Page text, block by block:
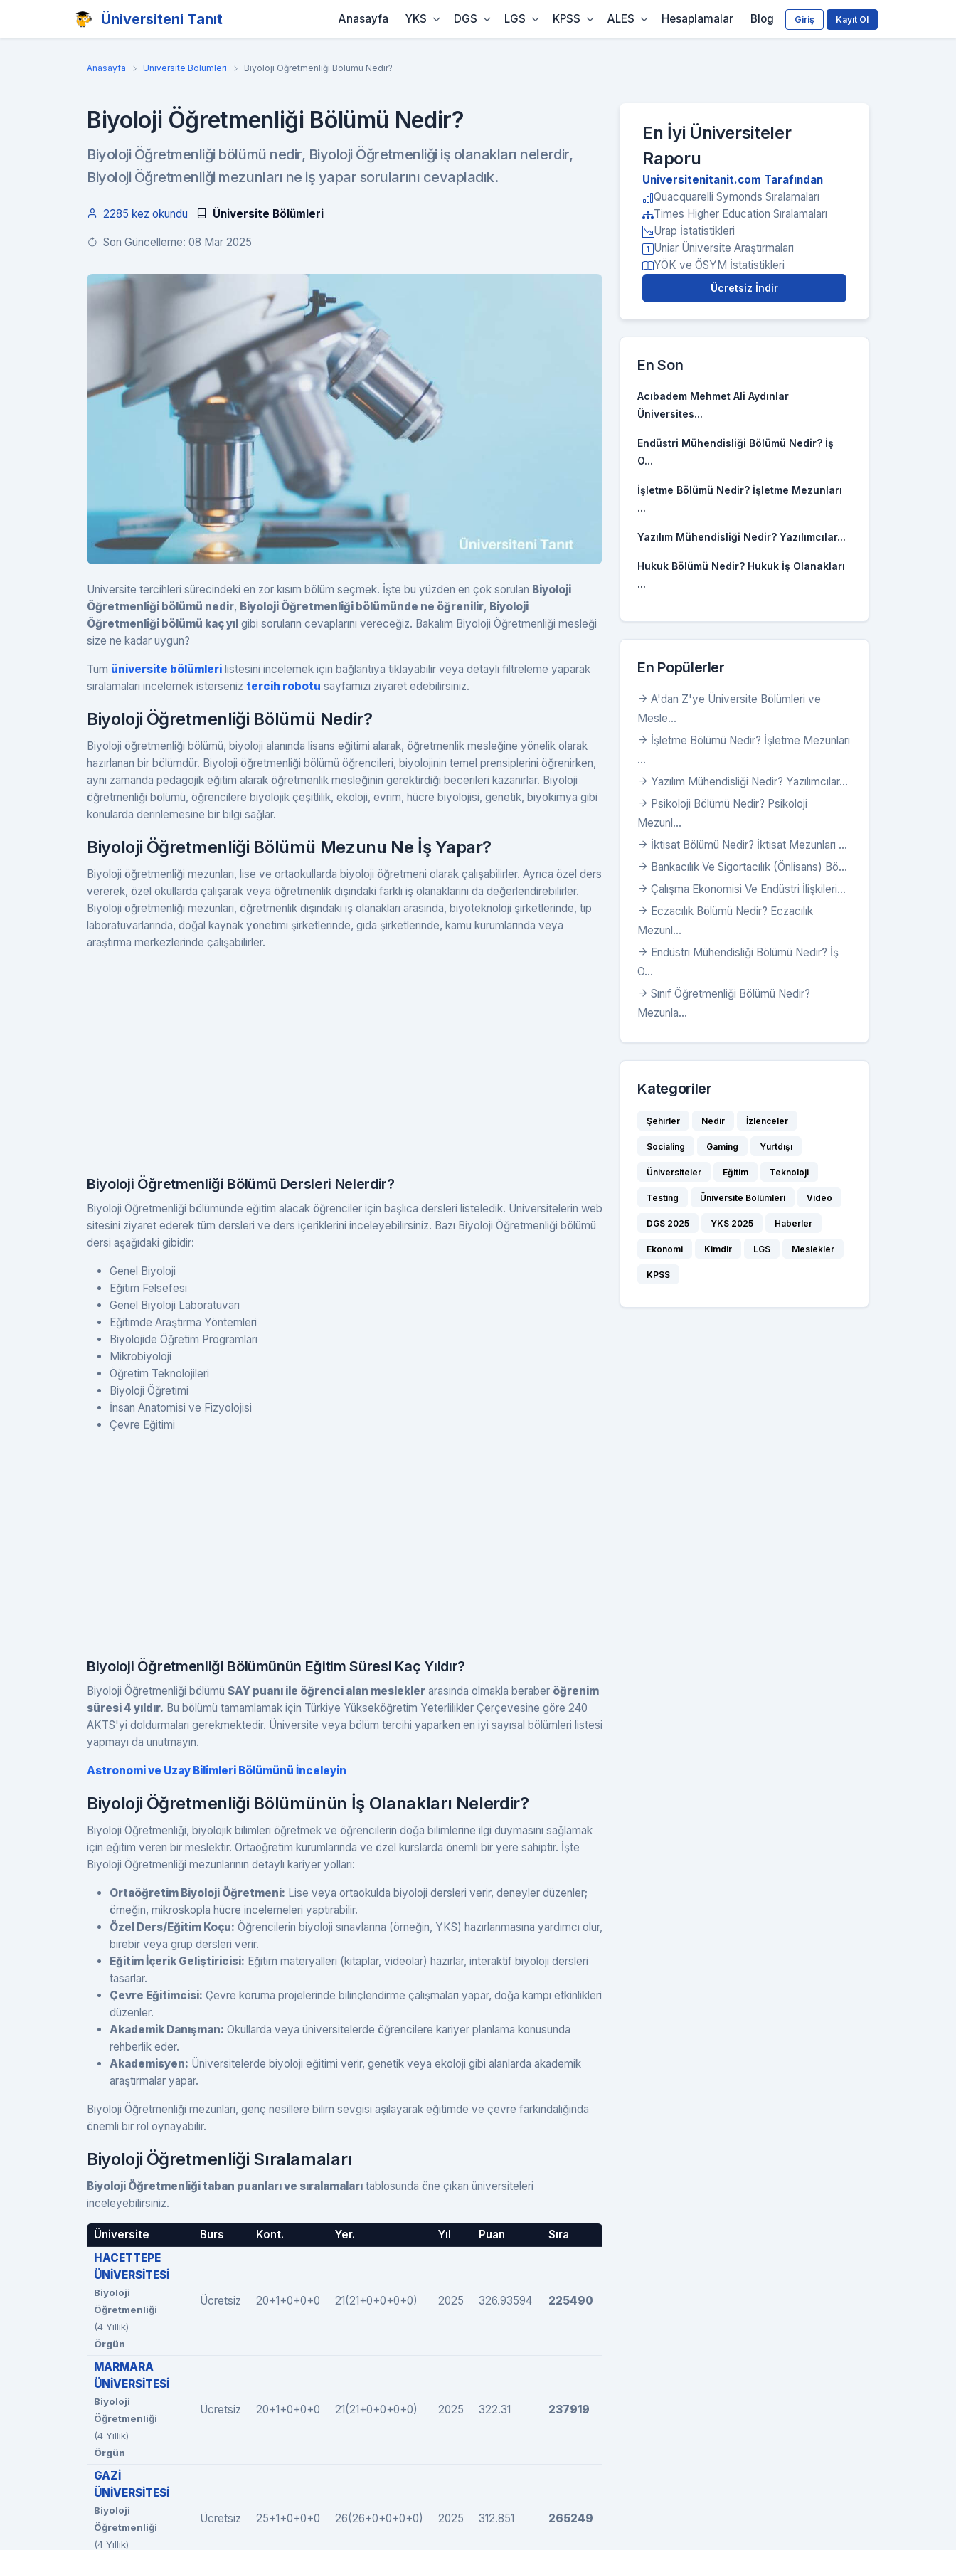
Üniversiteni Tanıt Giriş Kayıt Ol
Anasayfa YKS DGS LGS KPSS ALES Hesaplamalar Blog
Anasayfa Üniversite Bölümleri Biyoloji Öğretmenliği Bölümü Nedir?
Biyoloji Öğretmenliği Bölümü Nedir?
Biyoloji Öğretmenliği bölümü nedir, Biyoloji Öğretmenliği iş olanakları nelerdir,
Biyoloji Öğretmenliği mezunları ne iş yapar sorularını cevapladık.
2285 kez okundu Üniversite Bölümleri
Son Güncelleme: 08 Mar 2025
Üniversite tercihleri sürecindeki en zor kısım bölüm seçmek. İşte bu yüzden en çok sorulan Biyoloji
Öğretmenliği bölümü nedir, Biyoloji Öğretmenliği bölümünde ne öğrenilir, Biyoloji
Öğretmenliği bölümü kaç yıl gibi soruların cevaplarını vereceğiz. Bakalım Biyoloji Öğretmenliği mesleği
size ne kadar uygun?
Tüm üniversite bölümleri listesini incelemek için bağlantıya tıklayabilir veya detaylı filtreleme yaparak
sıralamaları incelemek isterseniz tercih robotu sayfamızı ziyaret edebilirsiniz.
Biyoloji Öğretmenliği Bölümü Nedir?
Biyoloji öğretmenliği bölümü, biyoloji alanında lisans eğitimi alarak, öğretmenlik mesleğine yönelik olarak
hazırlanan bir bölümdür. Biyoloji öğretmenliği bölümü öğrencileri, biyolojinin temel prensiplerini öğrenirken,
aynı zamanda pedagojik eğitim alarak öğretmenlik mesleğinin gerektirdiği becerileri kazanırlar. Biyoloji
öğretmenliği bölümü, öğrencilere biyolojik çeşitlilik, ekoloji, evrim, hücre biyolojisi, genetik, biyokimya gibi
konularda derinlemesine bir bilgi sağlar.
Biyoloji Öğretmenliği Bölümü Mezunu Ne İş Yapar?
Biyoloji öğretmenliği mezunları, lise ve ortaokullarda biyoloji öğretmeni olarak çalışabilirler. Ayrıca özel ders
vererek, özel okullarda çalışarak veya öğretmenlik dışındaki farklı iş olanaklarını da değerlendirebilirler.
Biyoloji öğretmenliği mezunları, öğretmenlik dışındaki iş olanakları arasında, biyoteknoloji şirketlerinde, tıp
laboratuvarlarında, doğal kaynak yönetimi şirketlerinde, gıda şirketlerinde, kamu kurumlarında veya
araştırma merkezlerinde çalışabilirler.
Biyoloji Öğretmenliği Bölümü Dersleri Nelerdir?
Biyoloji Öğretmenliği bölümünde eğitim alacak öğrenciler için başlıca dersleri listeledik. Üniversitelerin web
sitesini ziyaret ederek tüm dersleri ve ders içeriklerini inceleyebilirsiniz. Bazı Biyoloji Öğretmenliği bölümü
dersi aşağıdaki gibidir:
Genel Biyoloji
Eğitim Felsefesi
Genel Biyoloji Laboratuvarı
Eğitimde Araştırma Yöntemleri
Biyolojide Öğretim Programları
Mikrobiyoloji
Öğretim Teknolojileri
Biyoloji Öğretimi
İnsan Anatomisi ve Fizyolojisi
Çevre Eğitimi
Biyoloji Öğretmenliği Bölümünün Eğitim Süresi Kaç Yıldır?
Biyoloji Öğretmenliği bölümü SAY puanı ile öğrenci alan meslekler arasında olmakla beraber öğrenim
süresi 4 yıldır. Bu bölümü tamamlamak için Türkiye Yükseköğretim Yeterlilikler Çerçevesine göre 240
AKTS'yi doldurmaları gerekmektedir. Üniversite veya bölüm tercihi yaparken en iyi sayısal bölümleri listesi
yapmayı da unutmayın.
Astronomi ve Uzay Bilimleri Bölümünü İnceleyin
Biyoloji Öğretmenliği Bölümünün İş Olanakları Nelerdir?
Biyoloji Öğretmenliği, biyolojik bilimleri öğretmek ve öğrencilerin doğa bilimlerine ilgi duymasını sağlamak
için eğitim veren bir meslektir. Ortaöğretim kurumlarında ve özel kurslarda önemli bir yere sahiptir. İşte
Biyoloji Öğretmenliği mezunlarının detaylı kariyer yolları:
Ortaöğretim Biyoloji Öğretmeni: Lise veya ortaokulda biyoloji dersleri verir, deneyler düzenler;
örneğin, mikroskopla hücre incelemeleri yaptırabilir.
Özel Ders/Eğitim Koçu: Öğrencilerin biyoloji sınavlarına (örneğin, YKS) hazırlanmasına yardımcı olur,
birebir veya grup dersleri verir.
Eğitim İçerik Geliştiricisi: Eğitim materyalleri (kitaplar, videolar) hazırlar, interaktif biyoloji dersleri
tasarlar.
Çevre Eğitimcisi: Çevre koruma projelerinde bilinçlendirme çalışmaları yapar, doğa kampı etkinlikleri
düzenler.
Akademik Danışman: Okullarda veya üniversitelerde öğrencilere kariyer planlama konusunda
rehberlik eder.
Akademisyen: Üniversitelerde biyoloji eğitimi verir, genetik veya ekoloji gibi alanlarda akademik
araştırmalar yapar.
Biyoloji Öğretmenliği mezunları, genç nesillere bilim sevgisi aşılayarak eğitimde ve çevre farkındalığında
önemli bir rol oynayabilir.
Biyoloji Öğretmenliği Sıralamaları
Biyoloji Öğretmenliği taban puanları ve sıralamaları tablosunda öne çıkan üniversiteleri
inceleyebilirsiniz.
Üniversite Burs Kont. Yer. Yıl Puan
Sıra
HACETTEPE
ÜNİVERSİTESİ
Biyoloji
Öğretmenliği
(4 Yıllık)
Örgün
Ücretsiz 20+1+0+0+0 21(21+0+0+0+0) 2025 326.93594 225490
MARMARA
ÜNİVERSİTESİ
Biyoloji
Öğretmenliği
(4 Yıllık)
Örgün
Ücretsiz 20+1+0+0+0 21(21+0+0+0+0) 2025 322.31 237919
GAZİ
ÜNİVERSİTESİ
Biyoloji
Öğretmenliği
(4 Yıllık)
Ücretsiz 25+1+0+0+0 26(26+0+0+0+0) 2025 312.851 265249
En İyi Üniversiteler
Raporu
Universitenitanit.com Tarafından
Quacquarelli Symonds Sıralamaları
Times Higher Education Sıralamaları
Urap İstatistikleri
Uniar Üniversite Araştırmaları
YÖK ve ÖSYM İstatistikleri
Ücretsiz İndir
En Son
Acıbadem Mehmet Ali Aydınlar
Üniversites...
Endüstri Mühendisliği Bölümü Nedir? İş
O...
İşletme Bölümü Nedir? İşletme Mezunları
...
Yazılım Mühendisliği Nedir? Yazılımcılar...
Hukuk Bölümü Nedir? Hukuk İş Olanakları
...
En Popülerler
A'dan Z'ye Üniversite Bölümleri ve
Mesle...
İşletme Bölümü Nedir? İşletme Mezunları
...
Yazılım Mühendisliği Nedir? Yazılımcılar...
Psikoloji Bölümü Nedir? Psikoloji
Mezunl...
İktisat Bölümü Nedir? İktisat Mezunları ...
Bankacılık Ve Sigortacılık (Önlisans) Bö...
Çalışma Ekonomisi Ve Endüstri İlişkileri...
Eczacılık Bölümü Nedir? Eczacılık
Mezunl...
Endüstri Mühendisliği Bölümü Nedir? İş
O...
Sınıf Öğretmenliği Bölümü Nedir?
Mezunla...
Kategoriler
Şehirler Nedir İzlenceler
Socialing Gaming Yurtdışı
Üniversiteler Eğitim Teknoloji
Testing Üniversite Bölümleri Video
DGS 2025 YKS 2025 Haberler
Ekonomi Kimdir LGS Meslekler
KPSS